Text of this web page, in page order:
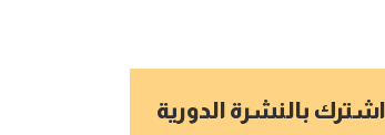
اشترك بالنشرة الدورية